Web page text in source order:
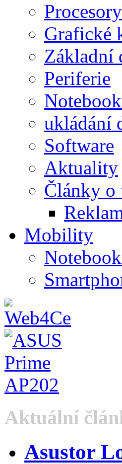
Grafické
Základní
Periferie
ukládání
Software
Aktuality
Články o
Mobility
Aktuální
Asustor